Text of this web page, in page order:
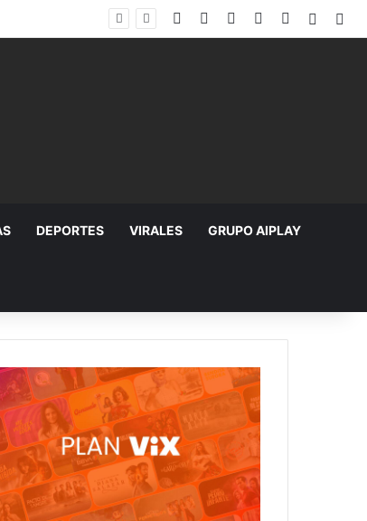
Facebook YouTubeInstagram
TikTok
DEPORTES VIRALES GRUPO AIPLAY